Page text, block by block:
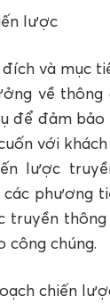
lược
và mục
về thông
để đảm
với khách
lược
phương
truyền
công chúng.
chiến